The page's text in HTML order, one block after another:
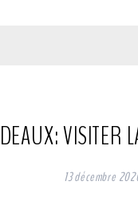
VISITER
13 décembre